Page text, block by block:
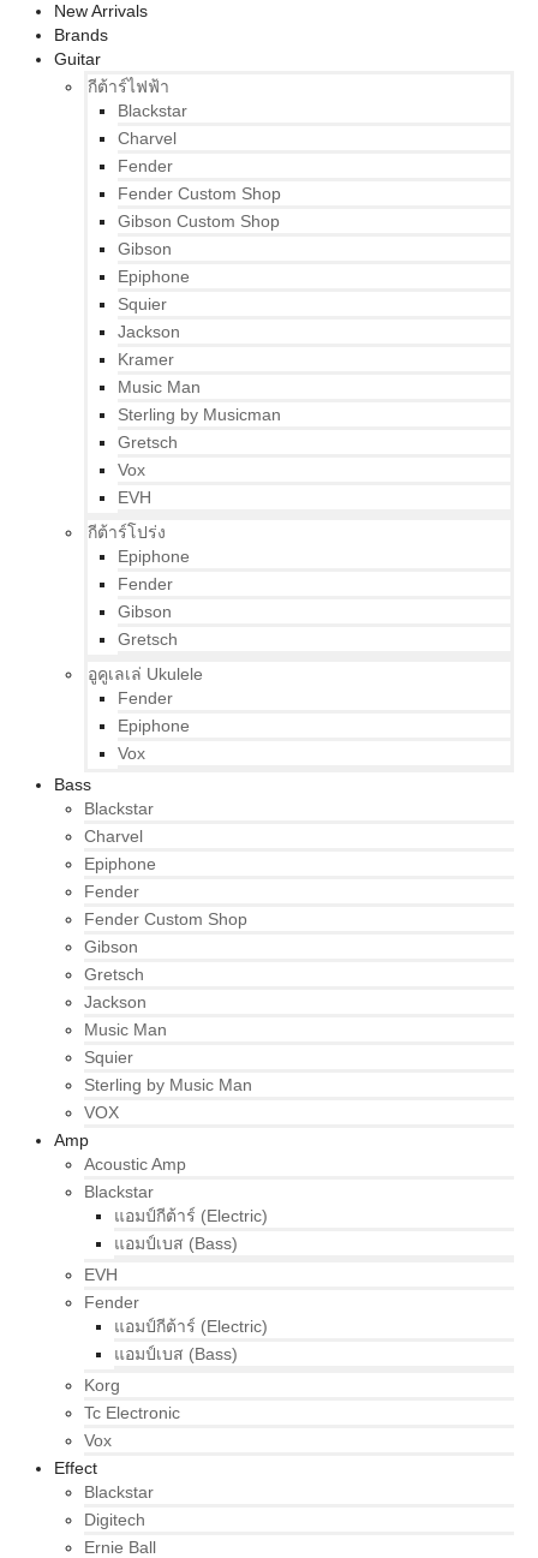
New Arrivals
Brands
Guitar
กีต้าร์ไฟฟ้า
Blackstar
Charvel
Fender
Fender Custom Shop
Gibson Custom Shop
Gibson
Epiphone
Squier
Jackson
Kramer
Music Man
Sterling by Musicman
Gretsch
Vox
EVH
กีต้าร์โปร่ง
Epiphone
Fender
Gibson
Gretsch
อูคูเลเล่ Ukulele
Fender
Epiphone
Vox
Bass
Blackstar
Charvel
Epiphone
Fender
Fender Custom Shop
Gibson
Gretsch
Jackson
Music Man
Squier
Sterling by Music Man
VOX
Amp
Acoustic Amp
Blackstar
แอมป์กีต้าร์ (Electric)
แอมป์เบส (Bass)
EVH
Fender
แอมป์กีต้าร์ (Electric)
แอมป์เบส (Bass)
Korg
Tc Electronic
Vox
Effect
Blackstar
Digitech
Ernie Ball